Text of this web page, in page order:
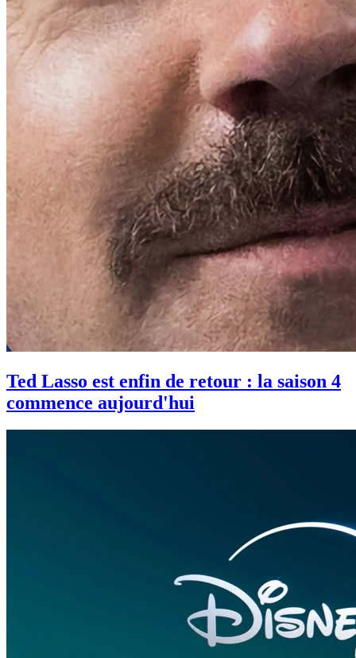
Ted Lasso est enfin de retour : la saison 4
commence aujourd'hui